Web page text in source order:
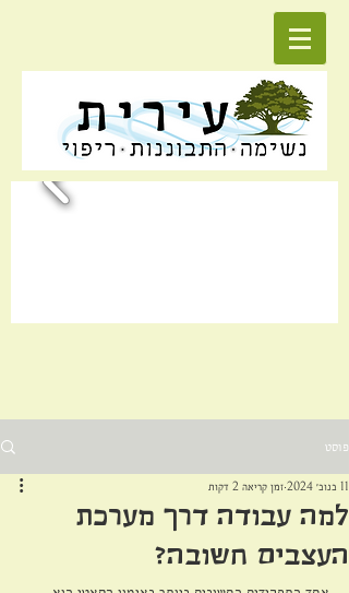
פוסט
למה עבודה דרך מערכת
העצבים חשובה?
11 בנוב׳ 2024 זמן קריאה 2 דקות